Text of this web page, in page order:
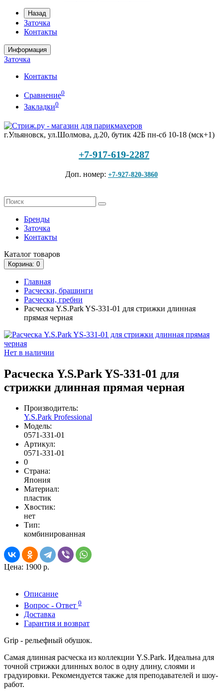
Назад
Заточка
Контакты
Информация
Заточка
Контакты
Сравнение0
Закладки0
г.Ульяновск, ул.Шолмова, д.20, бутик 42Б пн-сб 10-18 (мск+1)
+7-917-619-2287
Доп. номер: +7-927-820-3860
Бренды
Заточка
Контакты
Каталог товаров
Корзина: 0
Главная
Расчески, брашинги
Расчески, гребни
Расческа Y.S.Park YS-331-01 для стрижки длинная
прямая черная
Нет в наличии
Расческа Y.S.Park YS-331-01 для
стрижки длинная прямая черная
Производитель:
Y.S.Park Professional
Модель:
0571-331-01
Артикул:
0571-331-01
0
Страна:
Япония
Материал:
пластик
Хвостик:
нет
Тип:
комбинированная
Цена: 1900 р.
Описание
Вопрос - Ответ 0
Доставка
Гарантия и возврат
Grip - рельефный обушок.
Самая длинная расческа из коллекции Y.S.Park. Идеальна для
точной стрижки длинных волос в одну длину, слоями и
градуировки. Рекомендуется также для преподавателей и шоу-
работ.